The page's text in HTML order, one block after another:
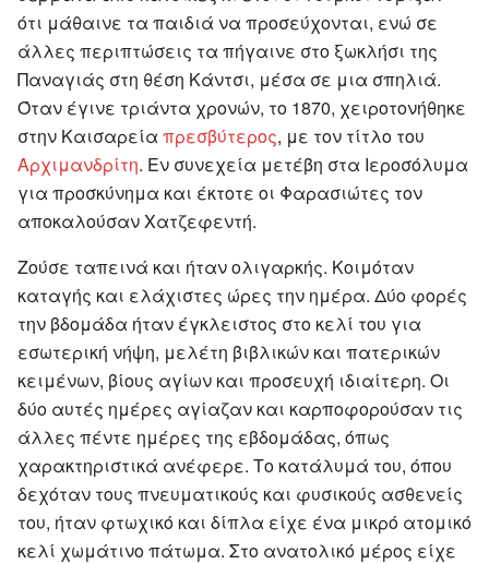
ότι μάθαινε τα παιδιά να προσεύχονται, ενώ σε
άλλες περιπτώσεις τα πήγαινε στο ξωκλήσι της
Παναγιάς στη θέση Κάντσι, μέσα σε μια σπηλιά.
Όταν έγινε τριάντα χρονών, το 1870, χειροτονήθηκε
στην Καισαρεία πρεσβύτερος, με τον τίτλο του
Αρχιμανδρίτη. Εν συνεχεία μετέβη στα Ιεροσόλυμα
για προσκύνημα και έκτοτε οι Φαρασιώτες τον
αποκαλούσαν Χατζεφεντή.
Ζούσε ταπεινά και ήταν ολιγαρκής. Κοιμόταν
καταγής και ελάχιστες ώρες την ημέρα. Δύο φορές
την βδομάδα ήταν έγκλειστος στο κελί του για
εσωτερική νήψη, μελέτη βιβλικών και πατερικών
κειμένων, βίους αγίων και προσευχή ιδιαίτερη. Οι
δύο αυτές ημέρες αγίαζαν και καρποφορούσαν τις
άλλες πέντε ημέρες της εβδομάδας, όπως
χαρακτηριστικά ανέφερε. Το κατάλυμά του, όπου
δεχόταν τους πνευματικούς και φυσικούς ασθενείς
του, ήταν φτωχικό και δίπλα είχε ένα μικρό ατομικό
κελί χωμάτινο πάτωμα. Στο ανατολικό μέρος είχε